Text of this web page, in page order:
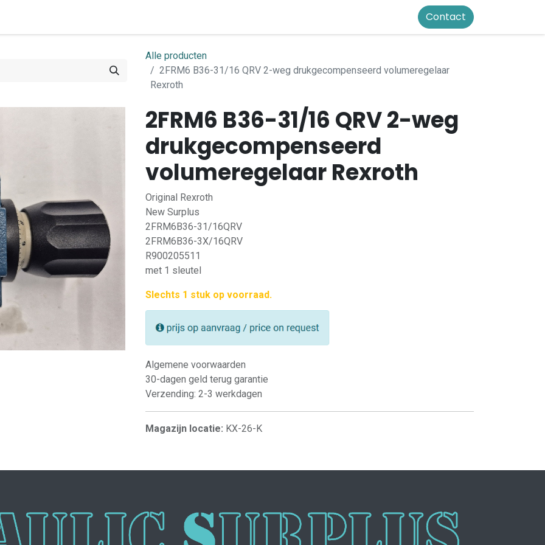
Contact
Alle producten
2FRM6 B36-31/16 QRV 2-weg drukgecompenseerd volumeregelaar
Rexroth
2FRM6 B36-31/16 QRV 2-weg
drukgecompenseerd
volumeregelaar Rexroth
Original Rexroth
New Surplus
2FRM6B36-31/16QRV
2FRM6B36-3X/16QRV
R900205511
met 1 sleutel
Slechts 1 stuk op voorraad.
Algemene voorwaarden
30-dagen geld terug garantie
Verzending: 2-3 werkdagen
Magazijn locatie: KX-26-K